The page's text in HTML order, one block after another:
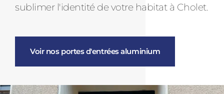
sublimer l'identité de votre habitat à Cholet.
Voir nos portes d'entrées aluminium